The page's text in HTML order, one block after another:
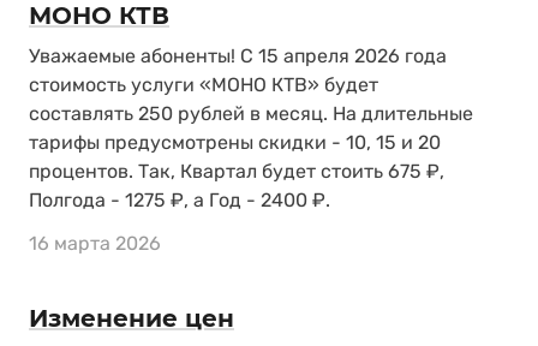
МОНО КТВ
Уважаемые абоненты! С 15 апреля 2026 года
стоимость услуги «МОНО КТВ» будет
составлять 250 рублей в месяц. На длительные
тарифы предусмотрены скидки - 10, 15 и 20
процентов. Так, Квартал будет стоить 675 ₽,
Полгода - 1275 ₽, а Год - 2400 ₽.
16 марта 2026
Изменение цен